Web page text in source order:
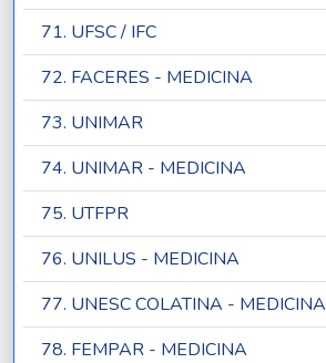
71. UFSC / IFC
72. FACERES - MEDICINA
73. UNIMAR
74. UNIMAR - MEDICINA
75. UTFPR
76. UNILUS - MEDICINA
77. UNESC COLATINA - MEDICINA
78. FEMPAR - MEDICINA